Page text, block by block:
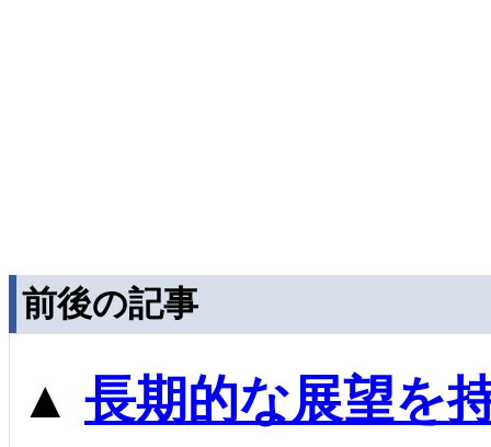
前後の記事
▲ 長期的な展望を